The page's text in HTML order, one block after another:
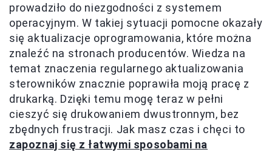
prowadziło do niezgodności z systemem
operacyjnym. W takiej sytuacji pomocne okazały
się aktualizacje oprogramowania, które można
znaleźć na stronach producentów. Wiedza na
temat znaczenia regularnego aktualizowania
sterowników znacznie poprawiła moją pracę z
drukarką. Dzięki temu mogę teraz w pełni
cieszyć się drukowaniem dwustronnym, bez
zbędnych frustracji. Jak masz czas i chęci to
zapoznaj się z łatwymi sposobami na